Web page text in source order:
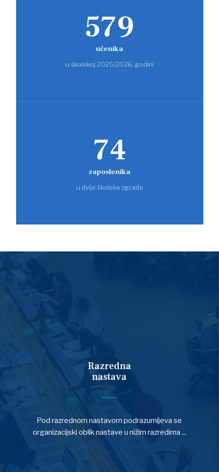
579
učenika
u školskoj 2025/2026. godini
74
zaposlenika
u dvije školske zgrade
Razredna
nastava
Pod razrednom nastavom podrazumijeva se
organizacijski oblik nastave u nižim razredima ...